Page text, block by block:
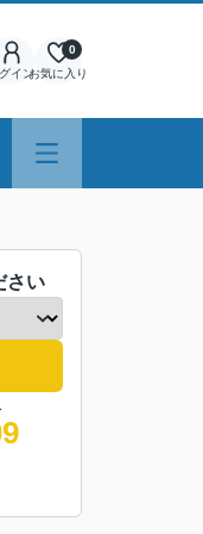
インお気に入り
0
さい